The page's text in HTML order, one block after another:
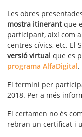
Les obres
mostra itinerantque
participant, així com
centres cívics, etc. El
versió virtual que es
programa AlfaDigital.
El termini per
2018. Per a més
El certamen no és
rebran un certificat i